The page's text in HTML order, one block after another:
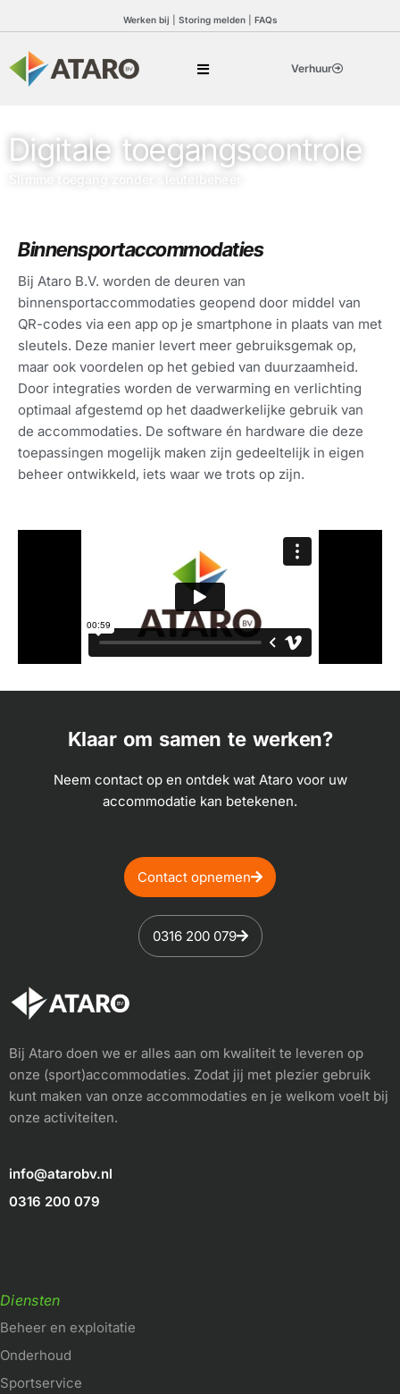
Werken bij Storing melden| FAQs
Verhuur
Digitale toegangscontrole
Binnensportaccommodaties
Bij Ataro B.V. worden de deuren van
binnensportaccommodaties geopend door middel van
QR-codes via een app op je smartphone in plaats van met
sleutels. Deze manier levert meer gebruiksgemak op,
maar ook voordelen op het gebied van duurzaamheid.
Door integraties worden de verwarming en verlichting
optimaal afgestemd op het daadwerkelijke gebruik van
de accommodaties. De software én hardware die deze
toepassingen mogelijk maken zijn gedeeltelijk in eigen
beheer ontwikkeld, iets waar we trots op zijn.
Klaar om samen te werken?
Neem contact op en ontdek wat Ataro voor uw
accommodatie kan betekenen.
Contact opnemen
0316 200 079
Bij Ataro doen we er alles aan om kwaliteit te leveren op
onze (sport)accommodaties. Zodat jij met plezier gebruik
kunt maken van onze accommodaties en je welkom voelt bij
onze activiteiten.
info@atarobv.nl
0316 200 079
Diensten
Beheer en exploitatie
Onderhoud
Sportservice